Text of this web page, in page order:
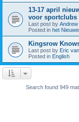
13-17 april
voor sportclubs
Last post by Andrew
Posted in het
Kingsrow
Last post by Eric
Posted in English
Search found 949